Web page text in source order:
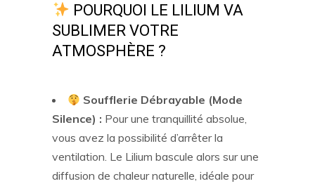
POURQUOI LE LILIUM VA
SUBLIMER VOTRE
ATMOSPHÈRE ?
Soufflerie Débrayable (Mode
Silence) : Pour une tranquillité absolue,
vous avez la possibilité d’arrêter la
ventilation. Le Lilium bascule alors sur une
diffusion de chaleur naturelle, idéale pour